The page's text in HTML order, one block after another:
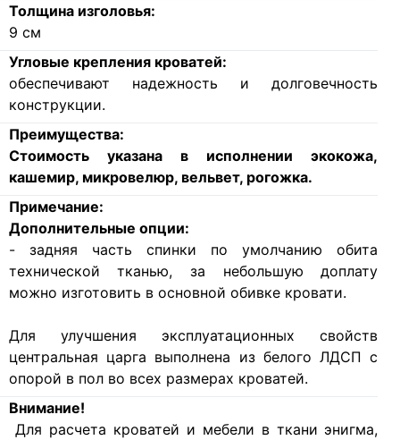
Толщина изголовья:
9 см
Угловые крепления кроватей:
обеспечивают надежность и долговечность
конструкции.
Преимущества:
Стоимость указана в исполнении экокожа,
кашемир, микровелюр, вельвет, рогожка.
Примечание:
Дополнительные опции:
- задняя часть спинки по умолчанию обита
технической тканью, за небольшую доплату
можно изготовить в основной обивке кровати.
Для улучшения эксплуатационных свойств
центральная царга выполнена из белого ЛДСП с
опорой в пол во всех размерах кроватей.
Внимание!
Для расчета кроватей и мебели в ткани энигма,